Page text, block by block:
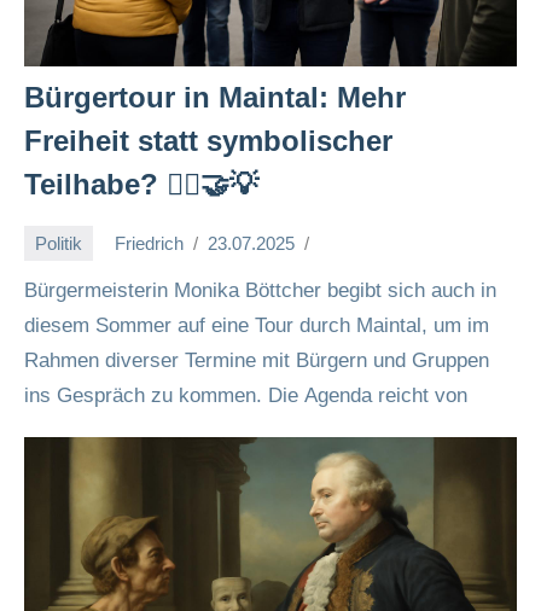
Bürgertour in Maintal: Mehr
Freiheit statt symbolischer
Teilhabe? 🚶‍♀️🤝💡
Politik Friedrich 23.07.2025
Bürgermeisterin Monika Böttcher begibt sich auch in
diesem Sommer auf eine Tour durch Maintal, um im
Rahmen diverser Termine mit Bürgern und Gruppen
ins Gespräch zu kommen. Die Agenda reicht von